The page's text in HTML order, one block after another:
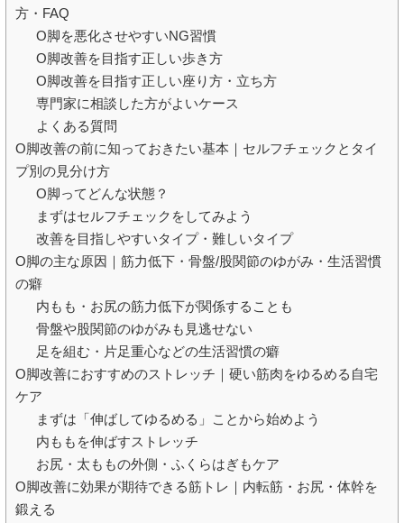
方・FAQ
O脚を悪化させやすいNG習慣
O脚改善を目指す正しい歩き方
O脚改善を目指す正しい座り方・立ち方
専門家に相談した方がよいケース
よくある質問
O脚改善の前に知っておきたい基本｜セルフチェックとタイ
プ別の見分け方
O脚ってどんな状態？
まずはセルフチェックをしてみよう
改善を目指しやすいタイプ・難しいタイプ
O脚の主な原因｜筋力低下・骨盤/股関節のゆがみ・生活習慣
の癖
内もも・お尻の筋力低下が関係することも
骨盤や股関節のゆがみも見逃せない
足を組む・片足重心などの生活習慣の癖
O脚改善におすすめのストレッチ｜硬い筋肉をゆるめる自宅
ケア
まずは「伸ばしてゆるめる」ことから始めよう
内ももを伸ばすストレッチ
お尻・太ももの外側・ふくらはぎもケア
O脚改善に効果が期待できる筋トレ｜内転筋・お尻・体幹を
鍛える